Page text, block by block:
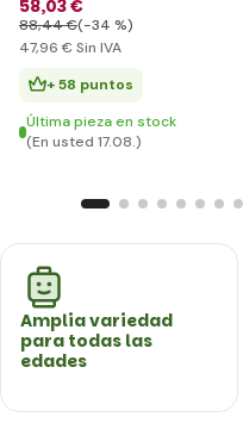
58,03 €
88,44 €(-34 %)
47,96 € Sin IVA
+ 58 puntos
Última pieza en stock
(En usted 17.08.)
Amplia variedad
para todas las
edades